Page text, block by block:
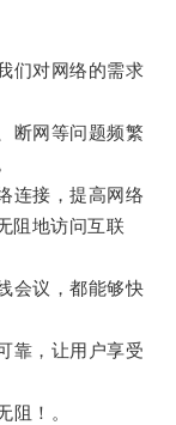
对网络的需求
网等问题频繁
接，提高网络
阻地访问互联
议，都能够快
，让用户享受
！。